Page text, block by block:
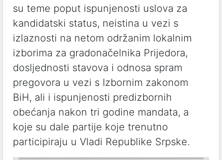
su teme poput ispunjenosti uslova za
kandidatski status, neistina u vezi s
izlaznosti na netom održanim lokalnim
izborima za gradonačelnika Prijedora,
dosljednosti stavova i odnosa spram
pregovora u vezi s Izbornim zakonom
BiH, ali i ispunjenosti predizbornih
obećanja nakon tri godine mandata, a
koje su dale partije koje trenutno
participiraju u Vladi Republike Srpske.